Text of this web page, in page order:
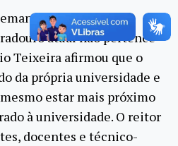
do CAP por um
atual não pertence
Teixeira afirmou que o
da própria universidade e
estar mais próximo
à universidade. O reitor
docentes e técnico-